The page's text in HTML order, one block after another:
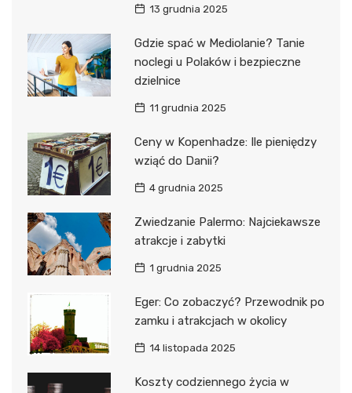
13 grudnia 2025
Gdzie spać w Mediolanie? Tanie
noclegi u Polaków i bezpieczne
dzielnice
11 grudnia 2025
Ceny w Kopenhadze: Ile pieniędzy
wziąć do Danii?
4 grudnia 2025
Zwiedzanie Palermo: Najciekawsze
atrakcje i zabytki
1 grudnia 2025
Eger: Co zobaczyć? Przewodnik po
zamku i atrakcjach w okolicy
14 listopada 2025
Koszty codziennego życia w